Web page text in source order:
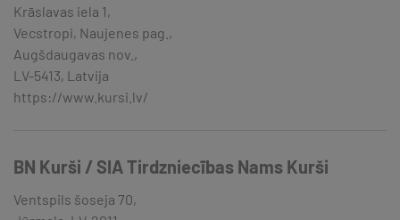
Krāslavas iela 1,
Vecstropi, Naujenes pag.,
Augšdaugavas nov.,
LV-5413, Latvija
https://www.kursi.lv/
BN Kurši / SIA Tirdzniecības Nams Kurši
Ventspils šoseja 70,